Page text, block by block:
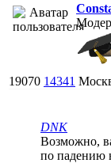
19070 14341
DNK
Возможно,
по падению